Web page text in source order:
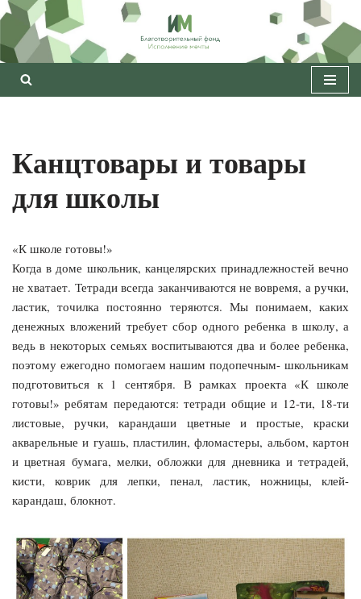
Перейти
к
содержимому
Канцтовары и товары
для школы
«К школе готовы!»
Когда в доме школьник, канцелярских принадлежностей вечно
не хватает. Тетради всегда заканчиваются не вовремя, а ручки,
ластик, точилка постоянно теряются. Мы понимаем, каких
денежных вложений требует сбор одного ребенка в школу, а
ведь в некоторых семьях воспитываются два и более ребенка,
поэтому ежегодно помогаем нашим подопечным- школьникам
подготовиться к 1 сентября. В рамках проекта «К школе
готовы!» ребятам передаются: тетради общие и 12-ти, 18-ти
листовые, ручки, карандаши цветные и простые, краски
акварельные и гуашь, пластилин, фломастеры, альбом, картон
и цветная бумага, мелки, обложки для дневника и тетрадей,
кисти, коврик для лепки, пенал, ластик, ножницы, клей-
карандаш, блокнот.